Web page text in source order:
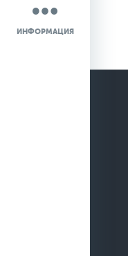
ИНФОРМАЦИЯ